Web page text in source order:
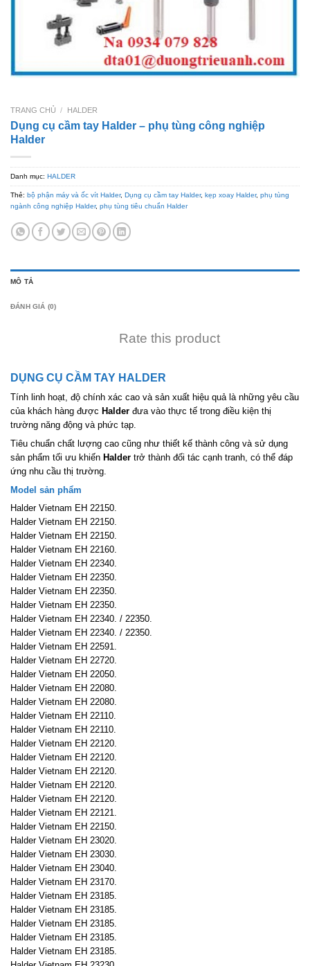
TRANG CHỦ / HALDER
Dụng cụ cầm tay Halder – phụ tùng công nghiệp
Halder
Danh mục: HALDER
Thẻ: bộ phận máy và ốc vít Halder, Dụng cụ cầm tay Halder, kẹp xoay Halder, phụ tùng
ngành công nghiệp Halder, phụ tùng tiêu chuẩn Halder
MÔ TẢ
ĐÁNH GIÁ (0)
Rate this product
DỤNG CỤ CẦM TAY HALDER
Tính linh hoạt, độ chính xác cao và sản xuất hiệu quả là những yêu cầu
của khách hàng được Halder đưa vào thực tế trong điều kiện thị
trường năng động và phức tạp.
Tiêu chuẩn chất lượng cao cũng như thiết kế thành công và sử dụng
sản phẩm tối ưu khiến Halder trở thành đối tác cạnh tranh, có thể đáp
ứng nhu cầu thị trường.
Model sản phẩm
Halder Vietnam EH 22150.
Halder Vietnam EH 22150.
Halder Vietnam EH 22150.
Halder Vietnam EH 22160.
Halder Vietnam EH 22340.
Halder Vietnam EH 22350.
Halder Vietnam EH 22350.
Halder Vietnam EH 22350.
Halder Vietnam EH 22340. / 22350.
Halder Vietnam EH 22340. / 22350.
Halder Vietnam EH 22591.
Halder Vietnam EH 22720.
Halder Vietnam EH 22050.
Halder Vietnam EH 22080.
Halder Vietnam EH 22080.
Halder Vietnam EH 22110.
Halder Vietnam EH 22110.
Halder Vietnam EH 22120.
Halder Vietnam EH 22120.
Halder Vietnam EH 22120.
Halder Vietnam EH 22120.
Halder Vietnam EH 22120.
Halder Vietnam EH 22121.
Halder Vietnam EH 22150.
Halder Vietnam EH 23020.
Halder Vietnam EH 23030.
Halder Vietnam EH 23040.
Halder Vietnam EH 23170.
Halder Vietnam EH 23185.
Halder Vietnam EH 23185.
Halder Vietnam EH 23185.
Halder Vietnam EH 23185.
Halder Vietnam EH 23185.